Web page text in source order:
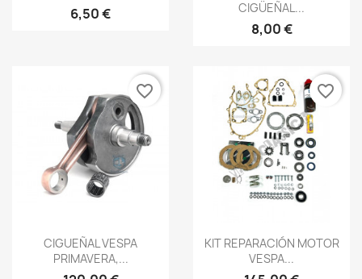
6,50 €
CIGÜEÑAL...
8,00 €
Vista rápida
CIGUEÑAL VESPA
PRIMAVERA,...
favorite_border
Vista rápida
KIT REPARACIÓN MOTOR
VESPA...
favorite_border